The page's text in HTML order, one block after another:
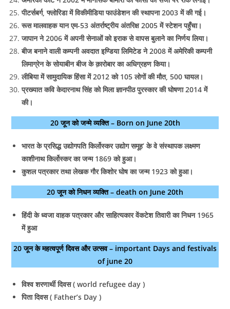
पीटर्सबर्ग, फ्लोरिडा में विकीमीडिया फाउंडेशन की स्थापना 2003 में की गई।
रूस मालवाहक यान एम-53 अंतर्राष्ट्रीय अंतरिक्ष 2005 में स्टेशन पहुँचा।
जापान ने 2006 में अपनी सेनाओं को इराक से वापस बुलाने का निर्णय लिया।
बीज बनाने वाली कम्पनी अवदात इण्डिया लिमिटेड ने 2008 में अमेरिकी कम्पनी
लिमाग्रेन के सोयाबीन बीज के क़ारोबार का अधिग्रहण किया।
लीबिया में सामुदायिक हिंसा में 2012 को 105 लोगों की मौत, 500 घायल।
प्रख्यात कवि केदारनाथ सिंह को मिला ज्ञानपीठ पुरस्कार की घोषणा 2014 में
की।
20 जून को जन्मे व्यक्ति – Born on June 20th
भारत के प्रसिद्ध उद्योगपति किर्लोस्कर उद्योग समूह’ के वे संस्थापक लक्ष्मण
काशीनाथ किर्लोस्कर का जन्म 1869 को हुआ।
कुशल पत्रकार तथा लेखक गौर किशोर घोष का जन्म 1923 को हुआ।
20 जून को निधन व्यक्ति – death on June 20th
हिंदी के ध्वजा वाहक पत्रकार और साहित्यकार वेंकटेश तिवारी का निधन 1965
में हुआ
20 जून के महत्वपूर्ण दिवस और उत्सव – important Days and festivals
of june 20
विश्व शरणार्थी दिवस ( world refugee day )
पिता दिवस ( Father’s Day )